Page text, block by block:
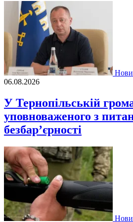
06.08.2026
У Тернопільській
уповноваженого з
безбар’єрності